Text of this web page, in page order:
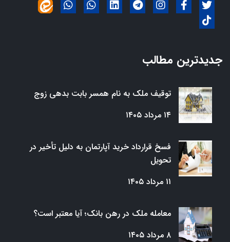
جدیدترین مطالب
توقیف ملک به نام همسر بابت بدهی زوج
۱۴ مرداد ۱۴۰۵
فسخ قرارداد خرید آپارتمان به دلیل تأخیر در
تحویل
۱۱ مرداد ۱۴۰۵
معامله ملک در رهن بانک؛ آیا معتبر است؟
۸ مرداد ۱۴۰۵